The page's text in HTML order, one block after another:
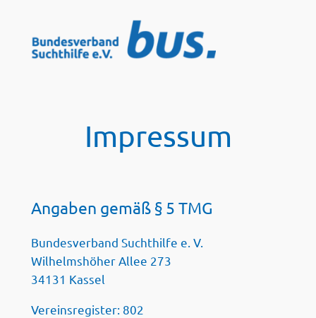
springen
Impressum
Angaben gemäß § 5 TMG
Bundesverband Suchthilfe e. V.
Wilhelmshöher Allee 273
34131 Kassel
Vereinsregister: 802